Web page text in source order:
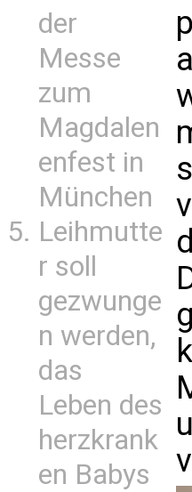
der
Messe
zum
Magdalen
enfest in
München
Leihmutte
r soll
gezwunge
n werden,
das
Leben des
herzkrank
en Babys